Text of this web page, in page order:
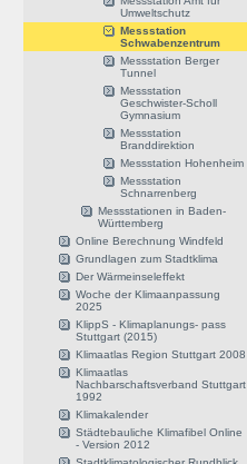
Umweltschutz
Messstation
Schwabenzentrum
Messstation Berger
Tunnel
Messstation
Geschwister-Scholl
Gymnasium
Messstation
Branddirektion
Messstation Hohenheim
Messstation
Schnarrenberg
Messstationen in Baden-
Württemberg
Online Berechnung Windfeld
Grundlagen zum Stadtklima
Der Wärmeinseleffekt
Woche der Klimaanpassung
2025
KlippS - Klimaplanungs- pass
Stuttgart (2015)
Klimaatlas Region Stuttgart 2008
Klimaatlas
Nachbarschaftsverband Stuttgart
1992
Klimakalender
Städtebauliche Klimafibel Online
- Version 2012